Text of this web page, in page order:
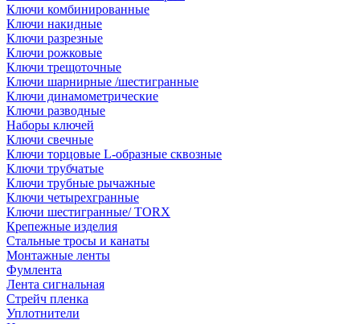
Ключи комбинированные
Ключи накидные
Ключи разрезные
Ключи рожковые
Ключи трещоточные
Ключи шарнирные /шестигранные
Ключи динамометрические
Ключи разводные
Наборы ключей
Ключи свечные
Ключи торцовые L-образные сквозные
Ключи трубчатые
Ключи трубные рычажные
Ключи четырехгранные
Ключи шестигранные/ TORX
Крепежные изделия
Стальные тросы и канаты
Монтажные ленты
Фумлента
Лента сигнальная
Стрейч пленка
Уплотнители